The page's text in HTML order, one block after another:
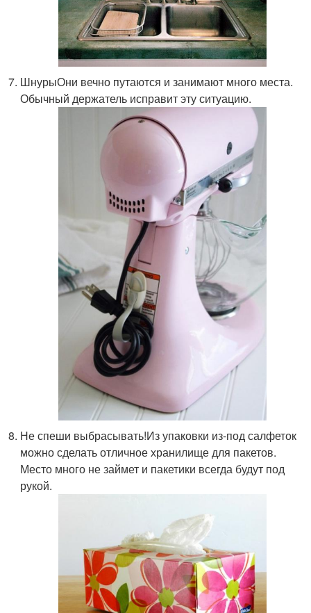
ШнурыОни вечно путаются и занимают много места.
Обычный держатель исправит эту ситуацию.
Не спеши выбрасывать!Из упаковки из-под салфеток
можно сделать отличное хранилище для пакетов.
Место много не займет и пакетики всегда будут под
рукой.